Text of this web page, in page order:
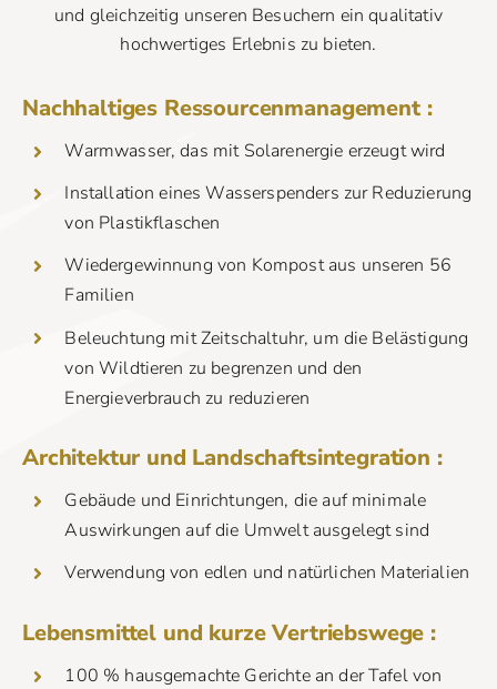
und gleichzeitig unseren Besuchern ein qualitativ
hochwertiges Erlebnis zu bieten.
Nachhaltiges Ressourcenmanagement :
Warmwasser, das mit Solarenergie erzeugt wird
Installation eines Wasserspenders zur Reduzierung
von Plastikflaschen
Wiedergewinnung von Kompost aus unseren 56
Familien
Beleuchtung mit Zeitschaltuhr, um die Belästigung
von Wildtieren zu begrenzen und den
Energieverbrauch zu reduzieren
Architektur und Landschaftsintegration :
Gebäude und Einrichtungen, die auf minimale
Auswirkungen auf die Umwelt ausgelegt sind
Verwendung von edlen und natürlichen Materialien
Lebensmittel und kurze Vertriebswege :
100 % hausgemachte Gerichte an der Tafel von